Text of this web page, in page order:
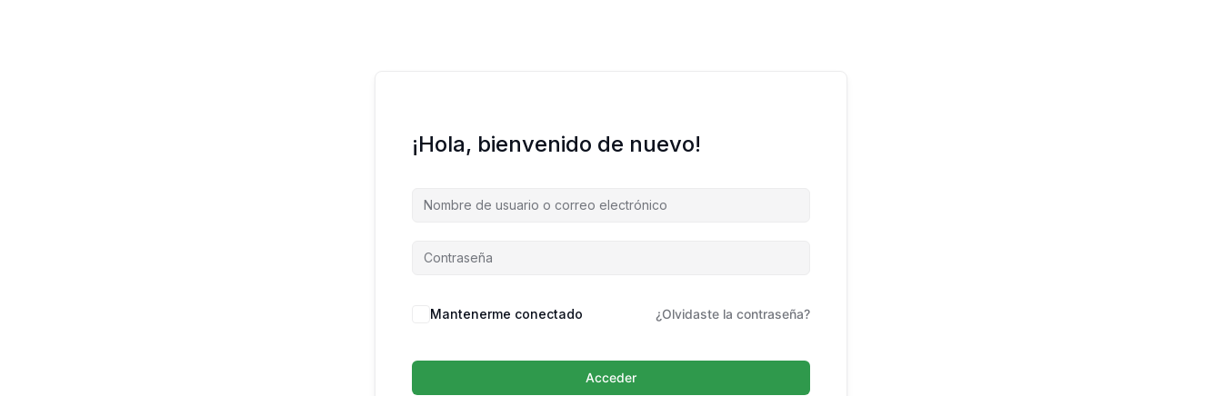
¡Hola, bienvenido de nuevo!
Mantenerme conectado ¿Olvidaste la contraseña?
Acceder